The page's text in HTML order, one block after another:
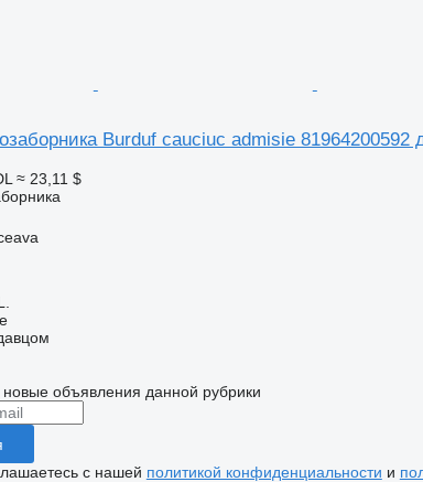
Burduf cauciuc admisie 81964200592
≈ 23,11 $
объявления данной рубрики
с нашей политикой конфиденциальности и